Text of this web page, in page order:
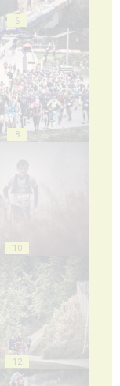
6
8
10
12